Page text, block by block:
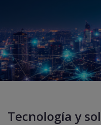
Tecnología y